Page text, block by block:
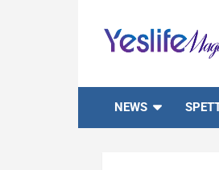
content
NEWS